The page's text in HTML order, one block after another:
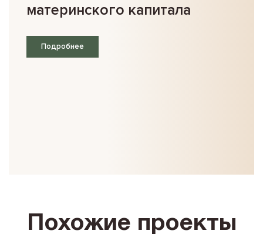
материнского капитала
Подробнее
Похожие проекты